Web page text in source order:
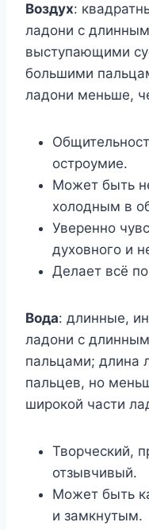
Воздух:
ладони с
выступающими
большими
ладони меньше,
остроумие.
Может быть
холодным в
Уверенно
духовного и
Делает всё
Вода: длинные,
ладони с
пальцами; длина
пальцев, но
широкой части
Творческий,
отзывчивый.
Может быть
и замкнутым.